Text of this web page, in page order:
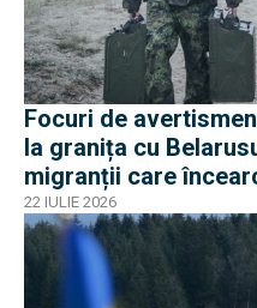
Focuri de
la granița cu
migranții care
22 IULIE 2026